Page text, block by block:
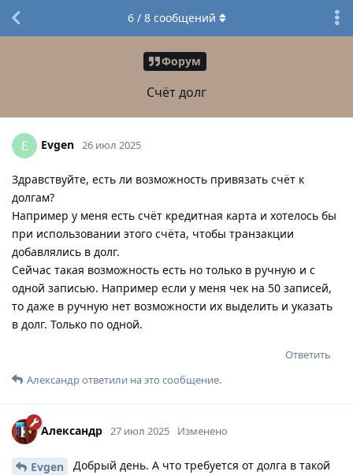
Форум
Счёт долг
6/ 8сообщений
E Evgen 26 июл 2025
Здравствуйте, есть ли возможность привязать счёт к
долгам?
Например у меня есть счёт кредитная карта и хотелось бы
при использовании этого счёта, чтобы транзакции
добавлялись в долг.
Сейчас такая возможность есть но только в ручную и с
одной записью. Например если у меня чек на 50 записей,
то даже в ручную нет возможности их выделить и указать
в долг. Только по одной.
Ответить
Александрответили на это сообщение.
Александр 27 июл 2025 Изменено
Evgen
Добрый день. А что требуется от долга в такой